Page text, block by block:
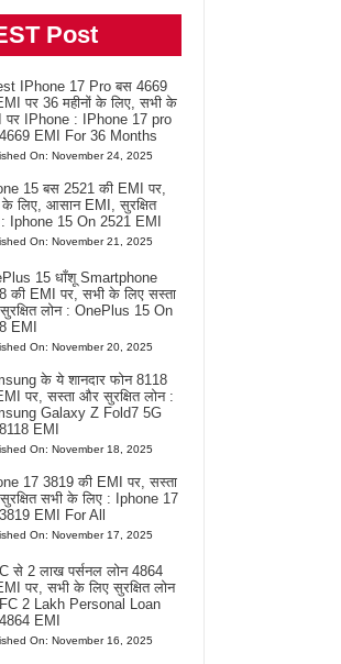
Post
IPhone 17 Pro बस 4669
पर 36 महीनों के लिए, सभी के
पर IPhone : IPhone 17 pro
EMI For 36 Months
On: November 24, 2025
15 बस 2521 की EMI पर,
लिए, आसान EMI, सुरक्षित
Iphone 15 On 2521 EMI
On: November 21, 2025
15 धाँशू Smartphone
की EMI पर, सभी के लिए सस्ता
लोन : OnePlus 15 On
EMI
On: November 20, 2025
के ये शानदार फोन 8118
पर, सस्ता और सुरक्षित लोन :
Galaxy Z Fold7 5G
EMI
On: November 18, 2025
17 3819 की EMI पर, सस्ता
सभी के लिए : Iphone 17
EMI For All
On: November 17, 2025
से 2 लाख पर्सनल लोन 4864
पर, सभी के लिए सुरक्षित लोन
2 Lakh Personal Loan
EMI
On: November 16, 2025